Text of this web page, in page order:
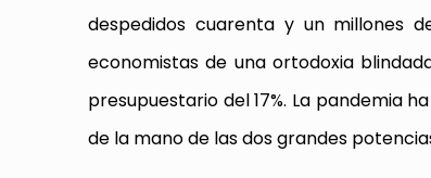
despedidos cuarenta y un millones
economistas de una ortodoxia
presupuestario del 17%. La pandemia
de la mano de las dos grandes